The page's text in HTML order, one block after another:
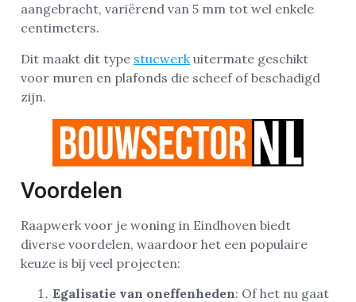
aangebracht, variërend van 5 mm tot wel enkele
centimeters.
Dit maakt dit type stucwerk uitermate geschikt
voor muren en plafonds die scheef of beschadigd
zijn.
Voordelen
Raapwerk voor je woning in Eindhoven biedt
diverse voordelen, waardoor het een populaire
keuze is bij veel projecten:
Egalisatie van oneffenheden: Of het nu gaat